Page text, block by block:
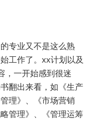
专业又不是这么熟
工作了。xx计划以及
，一开始感到很迷
翻出来看，如《生产
理》、《市场营销
管理》、《管理运筹